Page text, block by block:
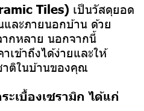
Tiles) เป็นวัสดุยอด
และภายนอกบ้าน ด้วย
กหลาย นอกจากนี้
เข้าถึงได้ง่ายและให้
าติในบ้านของคุณ
เบื้องเซรามิก ได้แก่